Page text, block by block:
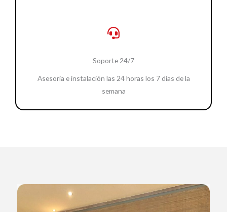
Soporte 24/7
Asesoría e instalación las 24 horas los 7 días de la
semana